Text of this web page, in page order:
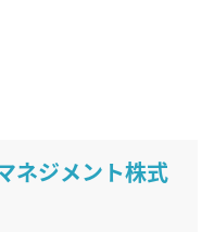
ネジメント株式